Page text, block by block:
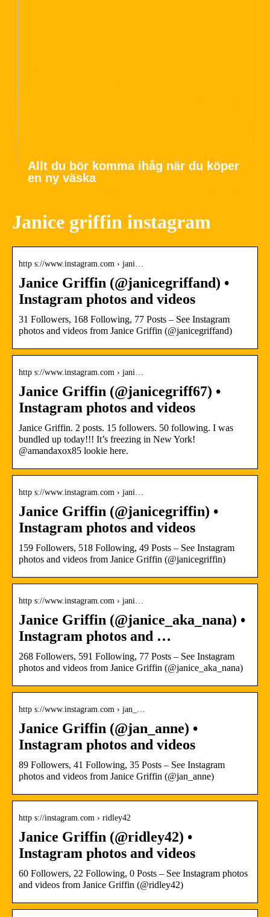
Allt du bör komma ihåg när du köper
en ny väska
Janice griffin instagram
http s://www.instagram.com › jani…
Janice Griffin (@janicegriffand) •
Instagram photos and videos
31 Followers, 168 Following, 77 Posts – See Instagram
photos and videos from Janice Griffin (@janicegriffand)
http s://www.instagram.com › jani…
Janice Griffin (@janicegriff67) •
Instagram photos and videos
Janice Griffin. 2 posts. 15 followers. 50 following. I was
bundled up today!!! It’s freezing in New York!
@amandaxox85 lookie here.
http s://www.instagram.com › jani…
Janice Griffin (@janicegriffin) •
Instagram photos and videos
159 Followers, 518 Following, 49 Posts – See Instagram
photos and videos from Janice Griffin (@janicegriffin)
http s://www.instagram.com › jani…
Janice Griffin (@janice_aka_nana) •
Instagram photos and …
268 Followers, 591 Following, 77 Posts – See Instagram
photos and videos from Janice Griffin (@janice_aka_nana)
http s://www.instagram.com › jan_…
Janice Griffin (@jan_anne) •
Instagram photos and videos
89 Followers, 41 Following, 35 Posts – See Instagram
photos and videos from Janice Griffin (@jan_anne)
http s://instagram.com › ridley42
Janice Griffin (@ridley42) •
Instagram photos and videos
60 Followers, 22 Following, 0 Posts – See Instagram photos
and videos from Janice Griffin (@ridley42)